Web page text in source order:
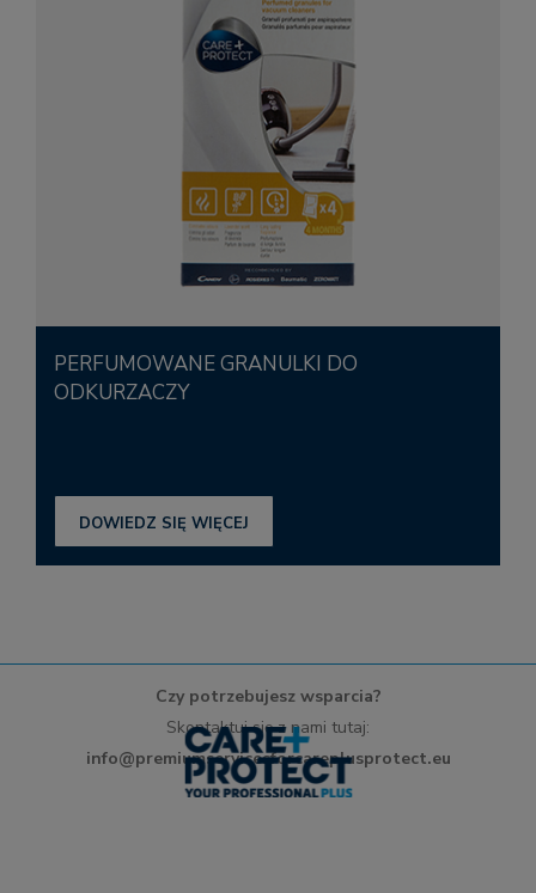
PERFUMOWANE GRANULKI DO
ODKURZACZY
DOWIEDZ SIĘ WIĘCEJ
Czy potrzebujesz wsparcia?
Skontaktuj się z nami tutaj:
info@premiumservicesforcareplusprotect.eu